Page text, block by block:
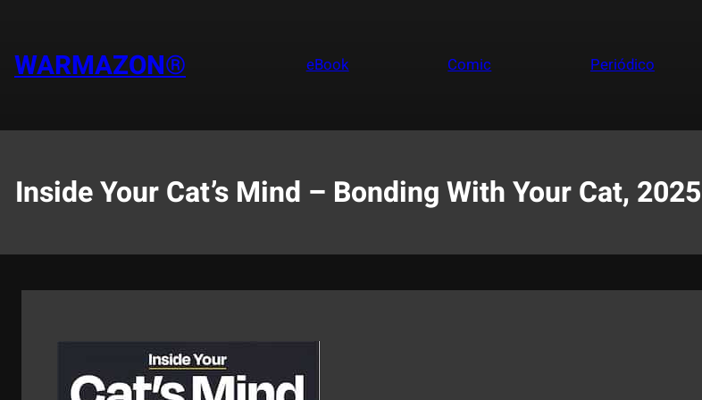
contenido
WARMAZON® eBook Comic Periódico
Inside Your Cat’s Mind – Bonding With Your Cat,